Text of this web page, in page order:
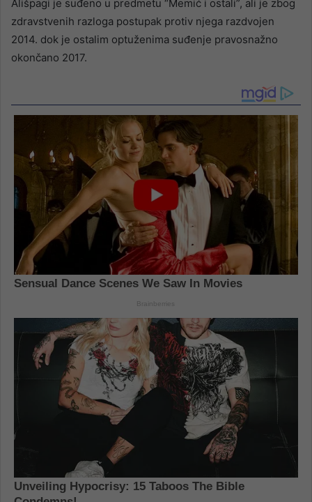
Ališpagi je suđeno u predmetu “Memić i ostali”, ali je zbog
zdravstvenih razloga postupak protiv njega razdvojen
2014. dok je ostalim optuženima suđenje pravosnažno
okončano 2017.